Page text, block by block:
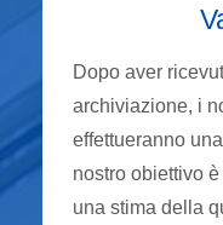
Dopo aver
archiviazione, i
effettueranno
nostro obiettivo
una stima della